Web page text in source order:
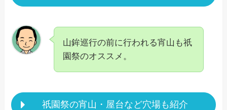
山鉾巡行の前に行われる宵山も祇
園祭のオススメ。
祇園祭の宵山・屋台など穴場も紹介